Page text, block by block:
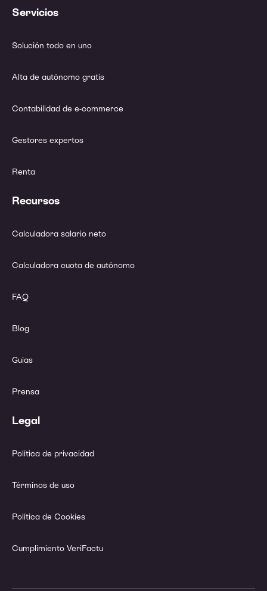
Servicios
Solución todo en uno
Alta de autónomo gratis
Contabilidad de e-commerce
Gestores expertos
Renta
Recursos
Calculadora salario neto
Calculadora cuota de autónomo
FAQ
Blog
Guías
Prensa
Legal
Política de privacidad
Términos de uso
Política de Cookies
Cumplimiento VeriFactu